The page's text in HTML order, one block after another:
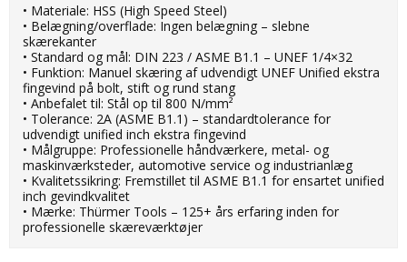
• Materiale: HSS (High Speed Steel)
• Belægning/overflade: Ingen belægning – slebne
skærekanter
• Standard og mål: DIN 223 / ASME B1.1 – UNEF 1/4×32
• Funktion: Manuel skæring af udvendigt UNEF Unified ekstra
fingevind på bolt, stift og rund stang
• Anbefalet til: Stål op til 800 N/mm²
• Tolerance: 2A (ASME B1.1) – standardtolerance for
udvendigt unified inch ekstra fingevind
• Målgruppe: Professionelle håndværkere, metal- og
maskinværksteder, automotive service og industrianlæg
• Kvalitetssikring: Fremstillet til ASME B1.1 for ensartet unified
inch gevindkvalitet
• Mærke: Thürmer Tools – 125+ års erfaring inden for
professionelle skæreværktøjer